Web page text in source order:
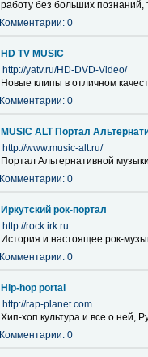
работу без больших познаний,
Комментарии: 0
HD TV MUSIC
http://yatv.ru/HD-DVD-Video/
Новые клипы в отличном
Комментарии: 0
MUSIC ALT Портал
http://www.music-alt.ru/
Портал Альтернативной музыки
Комментарии: 0
Иркутский рок-портал
http://rock.irk.ru
История и настоящее рок-
Комментарии: 0
Hip-hop portal
http://rap-planet.com
Хип-хоп культура и все о ней,
Комментарии: 0